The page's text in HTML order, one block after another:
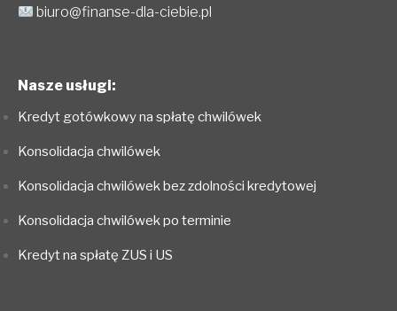
biuro@finanse-dla-ciebie.pl
Nasze usługi:
Kredyt gotówkowy na spłatę chwilówek
Konsolidacja chwilówek
Konsolidacja chwilówek bez zdolności kredytowej
Konsolidacja chwilówek po terminie
Kredyt na spłatę ZUS i US